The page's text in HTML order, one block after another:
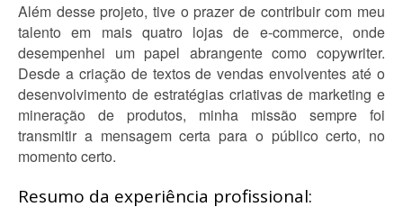
Além desse projeto, tive o prazer de contribuir com meu
talento em mais quatro lojas de e-commerce, onde
desempenhei um papel abrangente como copywriter.
Desde a criação de textos de vendas envolventes até o
desenvolvimento de estratégias criativas de marketing e
mineração de produtos, minha missão sempre foi
transmitir a mensagem certa para o público certo, no
momento certo.
Resumo da experiência profissional: